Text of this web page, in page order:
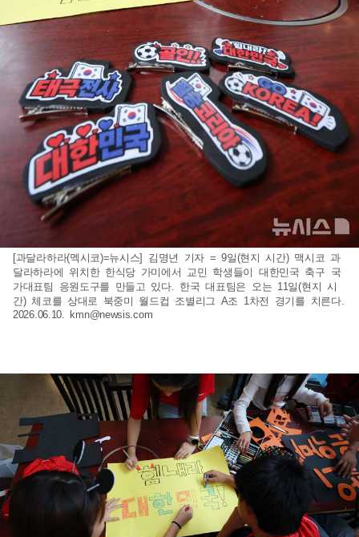
[과달라하라(멕시코)=뉴시스] 김명년 기자 = 9일(현지 시간) 맥시코 과
달라하라에 위치한 한식당 가미에서 교민 학생들이 대한민국 축구 국
가대표팀 응원도구를 만들고 있다. 한국 대표팀은 오는 11일(현지 시
간) 체코를 상대로 북중미 월드컵 조별리그 A조 1차전 경기를 치른다.
2026.06.10. kmn@newsis.com